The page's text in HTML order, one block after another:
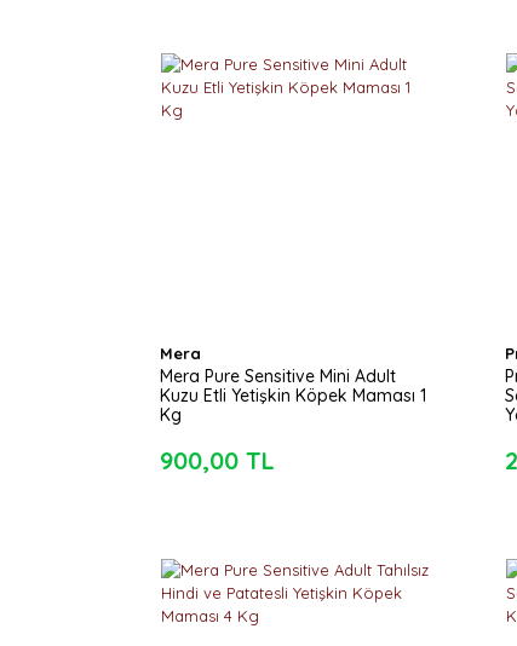
Mera
Mera Pure Sensitive Mini Adult
Kuzu Etli Yetişkin Köpek Maması 1
Kg
900,00 TL